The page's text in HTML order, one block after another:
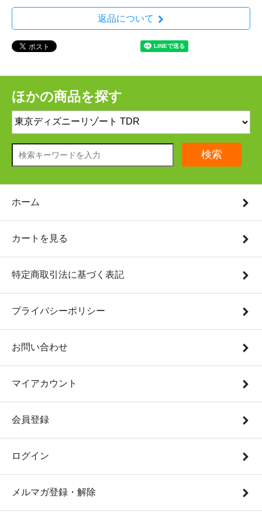
返品について
ほかの商品を探す
検索
ホーム
カートを見る
特定商取引法に基づく表記
プライバシーポリシー
お問い合わせ
マイアカウント
会員登録
ログイン
メルマガ登録・解除